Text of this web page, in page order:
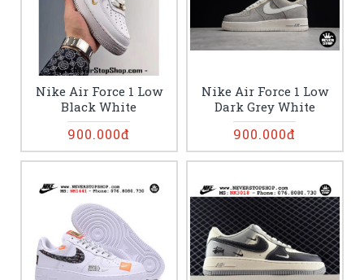
Nike Air Force 1 Low
Black White
900.000đ
Nike Air Force 1 Low
Dark Grey White
900.000đ